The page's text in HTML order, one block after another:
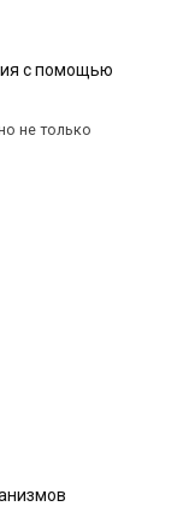
с помощью
не только